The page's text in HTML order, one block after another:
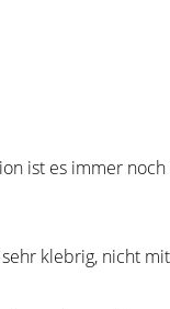
ist es immer
klebrig, nicht